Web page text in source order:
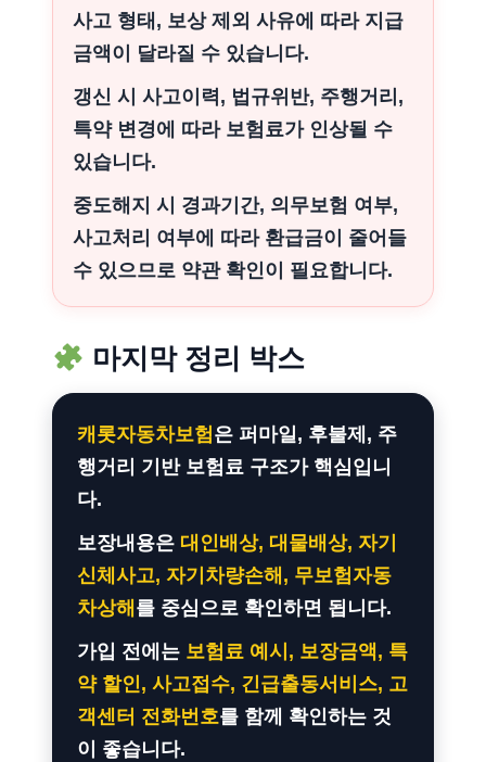
사고 형태, 보상 제외 사유에 따라 지급
금액이 달라질 수 있습니다.
갱신 시 사고이력, 법규위반, 주행거리,
특약 변경에 따라 보험료가 인상될 수
있습니다.
중도해지 시 경과기간, 의무보험 여부,
사고처리 여부에 따라 환급금이 줄어들
수 있으므로 약관 확인이 필요합니다.
마지막 정리 박스
캐롯자동차보험은 퍼마일, 후불제, 주
행거리 기반 보험료 구조가 핵심입니
다.
보장내용은 대인배상, 대물배상, 자기
신체사고, 자기차량손해, 무보험자동
차상해 를 중심으로 확인하면 됩니다.
가입 전에는 보험료 예시, 보장금액, 특
약 할인, 사고접수, 긴급출동서비스, 고
객센터 전화번호를 함께 확인하는 것
이 좋습니다.